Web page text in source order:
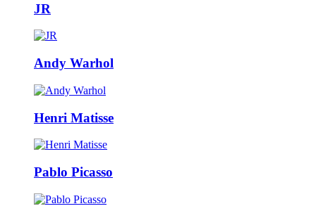
JR
Andy Warhol
Henri Matisse
Pablo Picasso